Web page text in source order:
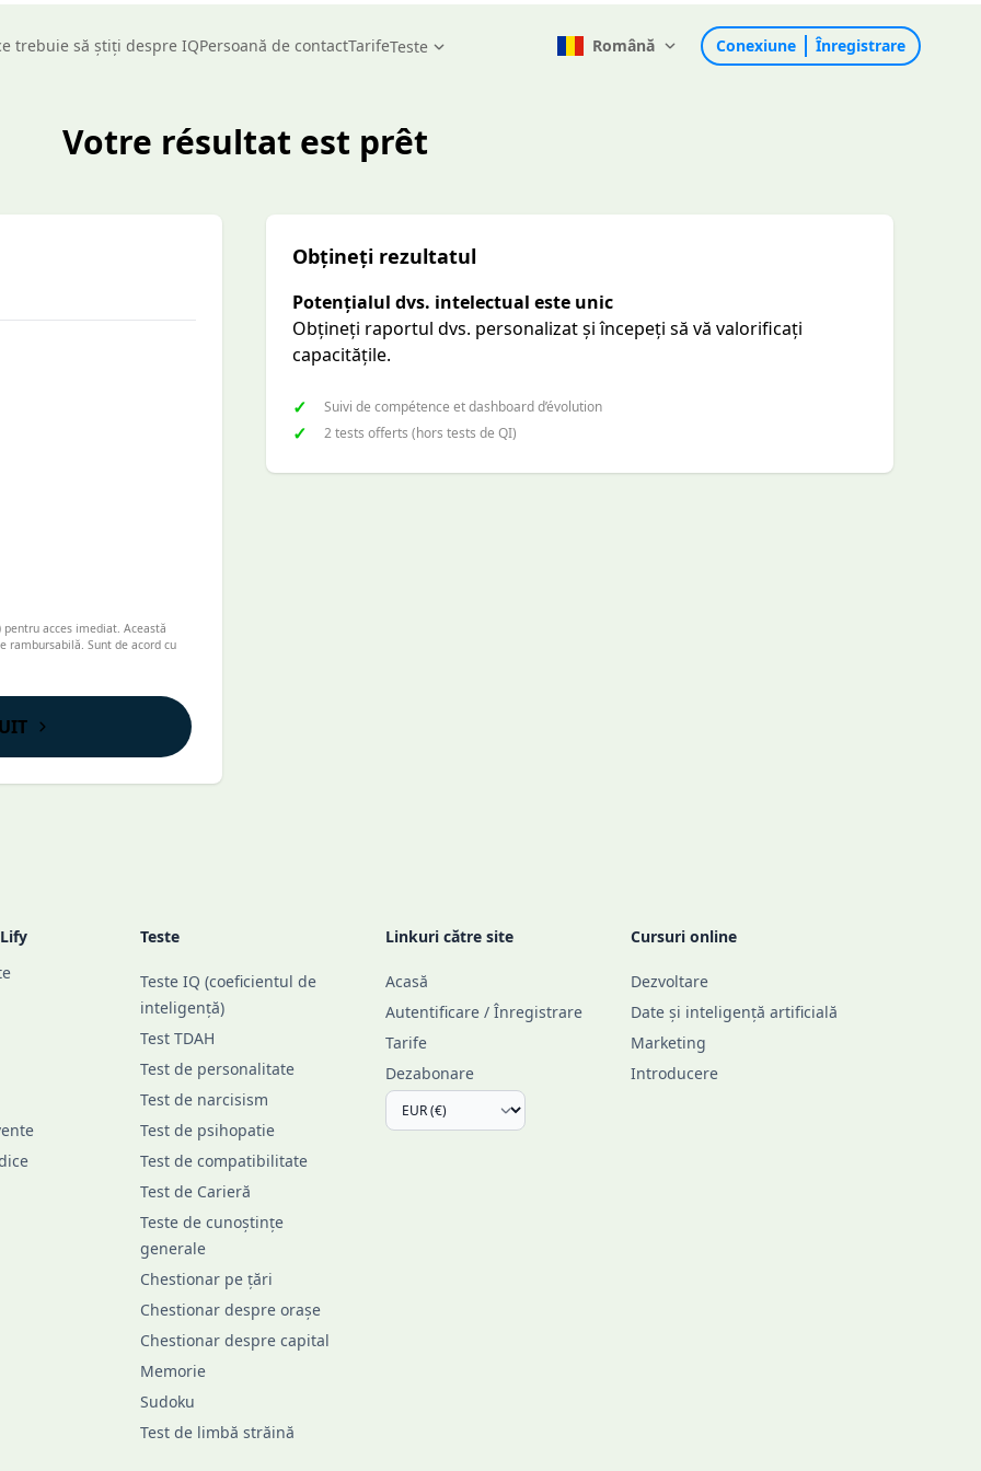
trebuie să știți despre IQPersoană de contactTarifeTeste Română Conexiune Înregistrare
Votre résultat est prêt
pentru acces imediat. Această
rambursabilă. Sunt de acord cu
Obțineți rezultatul
Potențialul dvs. intelectual este unic
Obțineți raportul dvs. personalizat și începeți să vă valorificați
capacitățile.
✓ Suivi de compétence et dashboard d’évolution
✓ 2 tests offerts (hors tests de QI)
Teste
Teste IQ (coeficientul de
inteligență)
Test TDAH
Test de personalitate
Test de narcisism
Test de psihopatie
Test de compatibilitate
Test de Carieră
Teste de cunoștințe
generale
Chestionar pe țări
Chestionar despre orașe
Chestionar despre capital
Memorie
Sudoku
Test de limbă străină
Linkuri către site
Acasă
Autentificare / Înregistrare
Tarife
Dezabonare
Cursuri online
Dezvoltare
Date și inteligență artificială
Marketing
Introducere